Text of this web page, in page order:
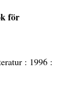
för
: 1996 :